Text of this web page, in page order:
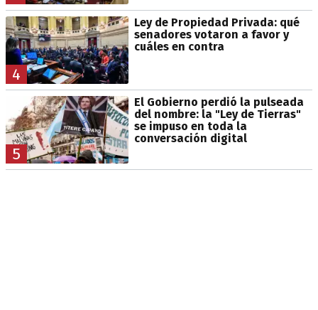
4
Ley de Propiedad Privada: qué
senadores votaron a favor y
cuáles en contra
5
El Gobierno perdió la pulseada
del nombre: la "Ley de Tierras"
se impuso en toda la
conversación digital